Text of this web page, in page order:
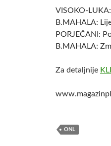
VISOKO-
B.MAHALA:
PORJEČANI:
B.MAHALA:
Za detaljnije
ONL